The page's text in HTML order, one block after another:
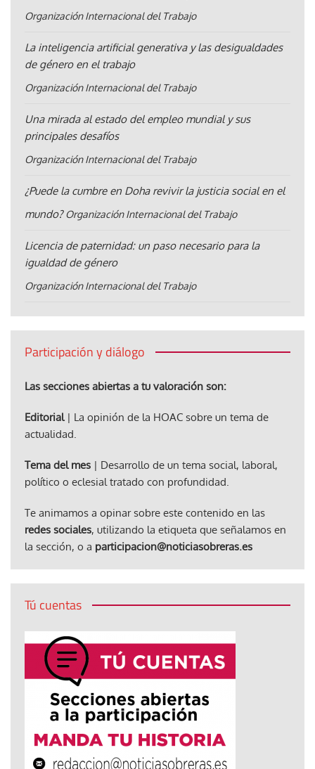
Organización Internacional del Trabajo
La inteligencia artificial generativa y las desigualdades
de género en el trabajo
Organización Internacional del Trabajo
Una mirada al estado del empleo mundial y sus
principales desafíos
Organización Internacional del Trabajo
¿Puede la cumbre en Doha revivir la justicia social en el
mundo? Organización Internacional del Trabajo
Licencia de paternidad: un paso necesario para la
igualdad de género
Organización Internacional del Trabajo
Participación y diálogo
Las secciones abiertas a tu valoración son:
Editorial| La opinión de la HOAC sobre un tema de
actualidad.
Tema del mes | Desarrollo de un tema social, laboral,
político o eclesial tratado con profundidad.
Te animamos a opinar sobre este contenido en las
redes sociales, utilizando la etiqueta que señalamos en
la sección, o a participacion@noticiasobreras.es
Tú cuentas